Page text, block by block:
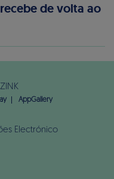
de volta ao
AppGallery
Electrónico